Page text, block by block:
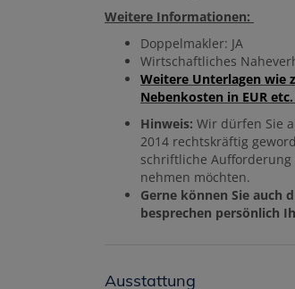
Weitere Informationen:
Doppelmakler: JA
Wirtschaftliches
Weitere Unterlagen wie
Nebenkosten in EUR
Hinweis: Wir dürfen Sie
2014 rechtskräftig
schriftliche Aufforderung
nehmen möchten.
Gerne können Sie auch
besprechen persönlich
Ausstattung